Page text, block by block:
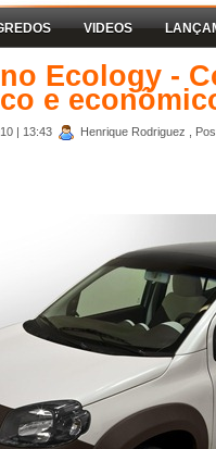
VIDEOS
Ecology -
e
| 13:43 Henrique Rodriguez ,